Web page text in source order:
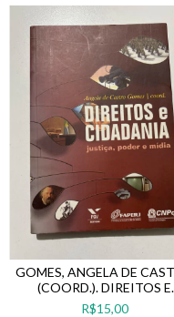
GOMES, ANGELA DE
(COORD.). DIREITOS E
CIDADANIA.
R$15,00